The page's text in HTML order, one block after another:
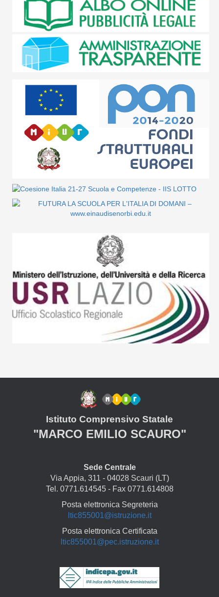
Istituto Comprensivo Statale
"MARCO EMILIO SCAURO"
Sede Centrale
Via Appia, 311 - 04028 Scauri (LT)
Tel. 0771.614545 - Fax 0771.614808
Posta elettronica Segreteria
ltic855001@istruzione.it
Posta elettronica Certificata
ltic855001@pec.istruzione.it